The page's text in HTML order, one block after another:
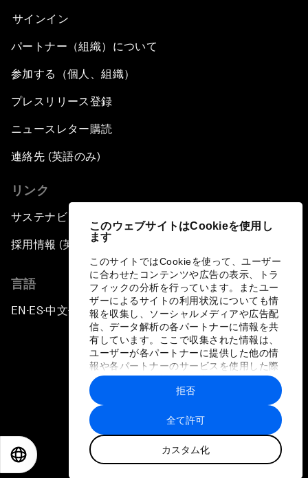
このウェブサイトはCookieを使用し
ます
このサイトではCookieを使って、ユーザー
に合わせたコンテンツや広告の表示、トラ
フィックの分析を行っています。またユー
ザーによるサイトの利用状況についても情
報を収集し、ソーシャルメディアや広告配
信、データ解析の各パートナーに情報を共
有しています。ここで収集された情報は、
ユーザーが各パートナーに提供した他の情
報や各パートナーのサービスを使用した際
に収集された情報と組み合わされ、各パー
トナーによって使用されることがありま
す。
全て許可
カスタム化
拒否
サインイン
パートナー（組織）について
参加する（個人、組織）
プレスリリース登録
ニュースレター購読
連絡先 (英語のみ)
リンク
サステナビリティへの取り組み
採用情報 (英語のみ)
言語
EN ▪ES▪中文▪ 日本語
プライバシーポリシーと利用規約
サイトマップ
©
世界経済フォーラム